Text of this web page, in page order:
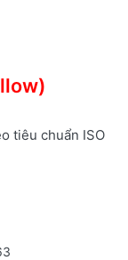
tiêu chuẩn ISO